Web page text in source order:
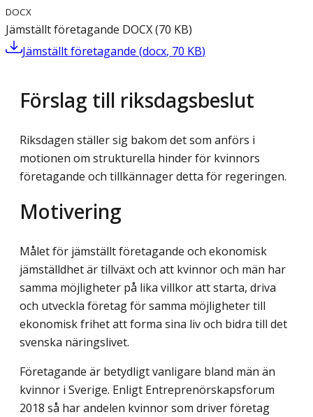
DOCX
Jämställt företagande DOCX(70 KB)
Jämställt företagande (docx, 70 KB)
Förslag till riksdagsbeslut
Riksdagen ställer sig bakom det som anförs i
motionen om strukturella hinder för kvinnors
företagande och tillkännager detta för regeringen.
Motivering
Målet för jämställt företagande och ekonomisk
jämställdhet är tillväxt och att kvinnor och män har
samma möjligheter på lika villkor att starta, driva
och utveckla företag för samma möjligheter till
ekonomisk frihet att forma sina liv och bidra till det
svenska näringslivet.
Företagande är betydligt vanligare bland män än
kvinnor i Sverige. Enligt Entrepre­nörskapsforum
2018 så har andelen kvinnor som driver företag